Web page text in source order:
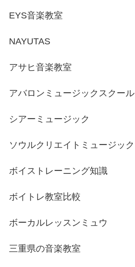
EYS音楽教室
NAYUTAS
アサヒ音楽教室
アバロンミュージックスクール
シアーミュージック
ソウルクリエイトミュージック
ボイストレーニング知識
ボイトレ教室比較
ボーカルレッスンミュウ
三重県の音楽教室